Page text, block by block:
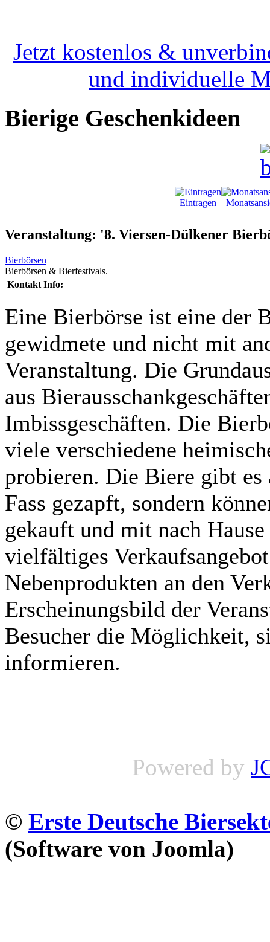
Jetzt kostenlos &
und individuelle
Bierige Geschenkideen
Eintragen
Veranstaltung: '8. Viersen-Dülkener
Bierbörsen
Bierbörsen & Bierfestivals.
Kontakt Info:
Eine Bierbörse ist eine der
gewidmete und nicht mit
Veranstaltung. Die
aus
Imbissgeschäften. Die
viele verschiedene
probieren. Die Biere gibt
Fass gezapft, sondern
gekauft und mit nach
vielfältiges
Nebenprodukten an den
Erscheinungsbild der
Besucher die Möglichkeit,
informieren.
Powered by
© Erste Deutsche
(Software von Joomla)